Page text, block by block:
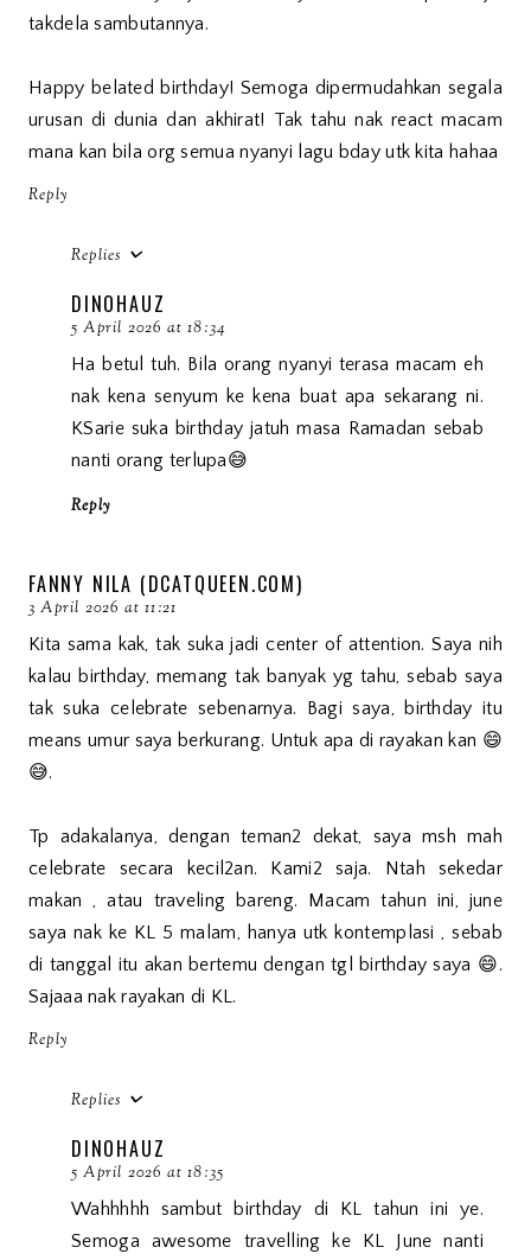
takdela sambutannya.
Happy belated birthday! Semoga dipermudahkan segala
urusan di dunia dan akhirat! Tak tahu nak react macam
mana kan bila org semua nyanyi lagu bday utk kita hahaa
Reply
Replies
DINOHAUZ
5 April 2026 at 18:34
Ha betul tuh. Bila orang nyanyi terasa macam eh
nak kena senyum ke kena buat apa sekarang ni.
KSarie suka birthday jatuh masa Ramadan sebab
nanti orang terlupa😅
Reply
FANNY NILA (DCATQUEEN.COM)
3 April 2026 at 11:21
Kita sama kak, tak suka jadi center of attention. Saya nih
kalau birthday, memang tak banyak yg tahu, sebab saya
tak suka celebrate sebenarnya. Bagi saya, birthday itu
means umur saya berkurang. Untuk apa di rayakan kan 😄
😅.
Tp adakalanya, dengan teman2 dekat, saya msh mah
celebrate secara kecil2an. Kami2 saja. Ntah sekedar
makan , atau traveling bareng. Macam tahun ini, june
saya nak ke KL 5 malam, hanya utk kontemplasi , sebab
di tanggal itu akan bertemu dengan tgl birthday saya 😄.
Sajaaa nak rayakan di KL.
Reply
Replies
DINOHAUZ
5 April 2026 at 18:35
Wahhhhh sambut birthday di KL tahun ini ye.
Semoga awesome travelling ke KL June nanti